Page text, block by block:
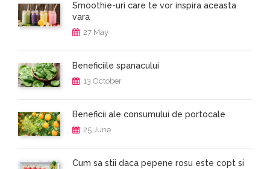
Smoothie-uri care te vor inspira aceasta
vara
27 May
Beneficiile spanacului
13 October
Beneficii ale consumului de portocale
25 June
Cum sa stii daca pepene rosu este copt si